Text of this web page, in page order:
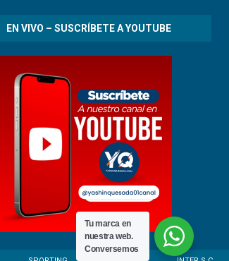
EN VIVO – SUSCRÍBETE A YOUTUBE
Tu marca en
nuestra web.
Conversemos